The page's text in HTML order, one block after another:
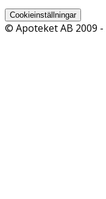
Cookieinställningar
© Apoteket AB 2009 -